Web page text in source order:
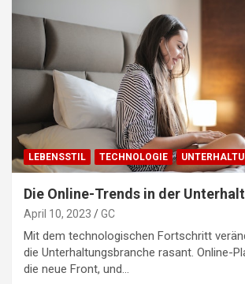
LEBENSSTIL TECHNOLOGIE
Die Online-Trends in der
April 10, 2023 GC
Mit dem technologischen Fortschritt
die Unterhaltungsbranche rasant. Online-
die neue Front, und…